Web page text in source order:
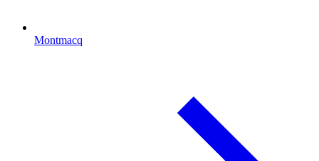
Montmacq